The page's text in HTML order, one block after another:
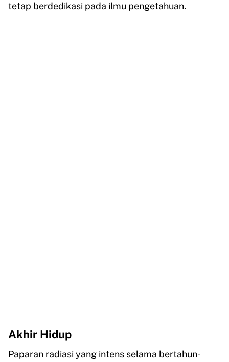
tetap berdedikasi pada ilmu pengetahuan.
Akhir Hidup
Paparan radiasi yang intens selama bertahun-